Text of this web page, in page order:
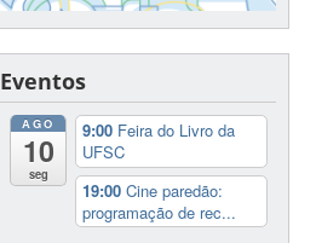
Eventos
AGO
10
seg
9:00 Feira do Livro da
UFSC
19:00Cine paredão:
programação de rec...